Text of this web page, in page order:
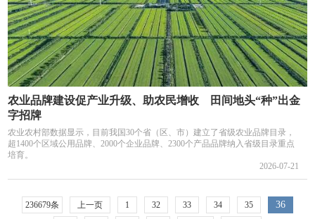
农业品牌建设促产业升级、助农民增收 田间地头“种”出金
字招牌
农业农村部数据显示，目前我国30个省（区、市）建立了省级农业品牌目录，
超1400个区域公用品牌、2000个企业品牌、2300个产品品牌纳入省级目录重点
培育。
2026-07-21
236679条 上一页 1 32 33 34 35 36